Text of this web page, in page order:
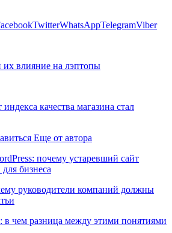
TwitterWhatsAppTelegramViber
их влияние на лэптопы
качества магазина стал
Еще от автора
почему устаревший сайт
бизнеса
руководители компаний должны
в чем разница между этими понятиями